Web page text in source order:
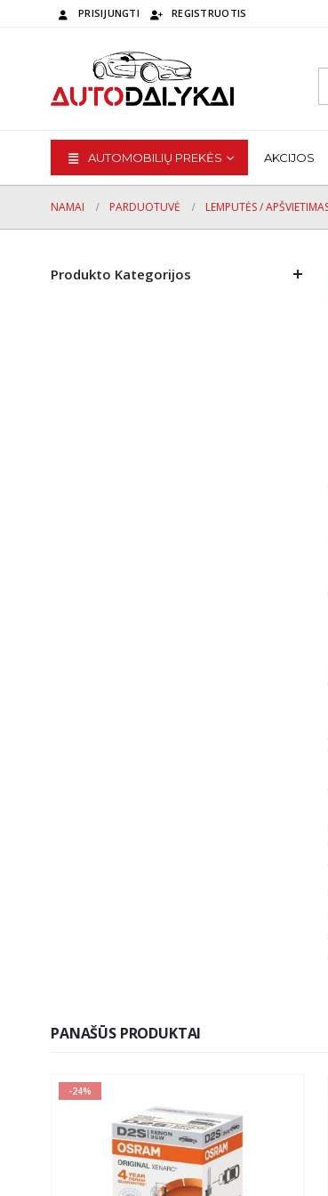
PRISIJUNGTI REGISTRUOTIS
AUTOMOBILIŲ PREKĖS AKCIJOS
NAMAI PARDUOTUVĖ LEMPUTĖS /
Produkto Kategorijos
PANAŠŪS PRODUKTAI
-24%